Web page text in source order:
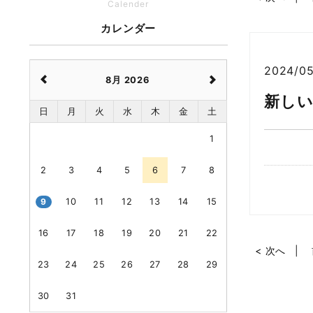
2024/
新し
< 次へ
Calender
カレンダー
8月 2026
日 月 火 水 木 金 土
1
2 3 4 5 6 7 8
9 10 11 12 13 14 15
16 17 18 19 20 21 22
23 24 25 26 27 28 29
30 31